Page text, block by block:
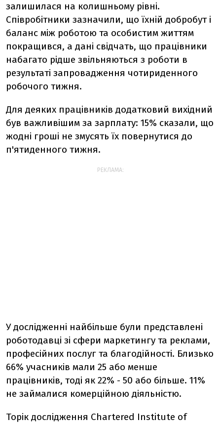
залишилася на колишньому рівні.
Співробітники зазначили, що їхній добробут і
баланс між роботою та особистим життям
покращився, а дані свідчать, що працівники
набагато рідше звільняються з роботи в
результаті запровадження чотириденного
робочого тижня.
Для деяких працівників додатковий вихідний
був важливішим за зарплату: 15% сказали, що
жодні гроші не змусять їх повернутися до
п'ятиденного тижня.
РЕКЛАМА:
У дослідженні найбільше були представлені
роботодавці зі сфери маркетингу та реклами,
професійних послуг та благодійності. Близько
66% учасників мали 25 або менше
працівників, тоді як 22% - 50 або більше. 11%
не займалися комерційною діяльністю.
Торік дослідження Chartered Institute of